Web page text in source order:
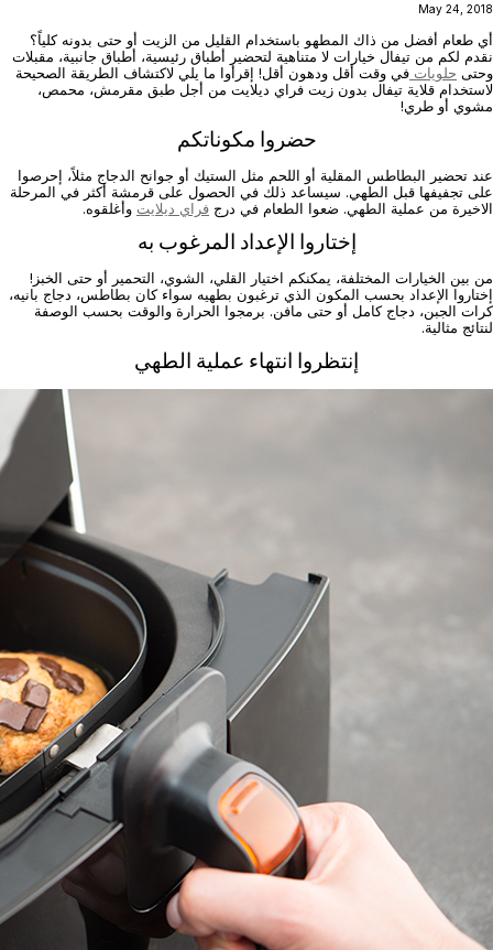
May 24, 2018
أي طعام أفضل من ذاك المطهو باستخدام القليل من الزيت أو حتى بدونه كلياً؟
نقدم لكم من تيفال خيارات لا متناهية لتحضير أطباق رئيسية، أطباق جانبية، مقبلات
وحتى حلويات في وقت أقل ودهون أقل! إقرأوا ما يلي لاكتشاف الطريقة الصحيحة
لاستخدام قلاية تيفال بدون زيت فراي ديلايت من أجل طبق مقرمش، محمص،
مشوي أو طري!
حضروا مكوناتكم
عند تحضير البطاطس المقلية أو اللحم مثل الستيك أو جوانح الدجاج مثلاً، إحرصوا
على تجفيفها قبل الطهي. سيساعد ذلك في الحصول على قرمشة أكثر في المرحلة
الاخيرة من عملية الطهي. ضعوا الطعام في درج فراي ديلايت وأغلقوه.
إختاروا الإعداد المرغوب به
من بين الخيارات المختلفة، يمكنكم اختيار القلي، الشوي، التحمير أو حتى الخبز!
إختاروا الإعداد بحسب المكون الذي ترغبون بطهيه سواء كان بطاطس، دجاج بانيه،
كرات الجبن، دجاج كامل أو حتى مافن. برمجوا الحرارة والوقت بحسب الوصفة
لنتائج مثالية.
إنتظروا انتهاء عملية الطهي